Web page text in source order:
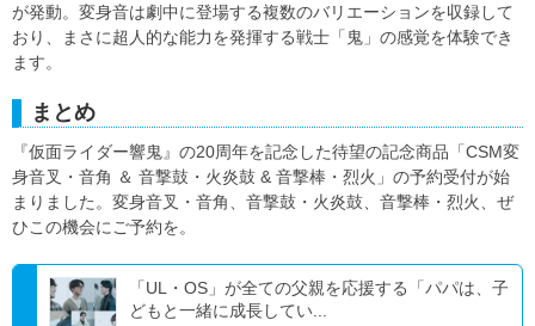
が発動。変身音は劇中に登場する複数のバリエーションを収録して
おり、まさに超人的な能力を発揮する戦士「鬼」の感覚を体験でき
ます。
まとめ
『仮面ライダー響鬼』の20周年を記念した待望の記念商品「CSM変
身音叉・音角 ＆ 音撃鼓・火炎鼓 & 音撃棒・烈火」の予約受付が始
まりました。変身音叉・音角、音撃鼓・火炎鼓、音撃棒・烈火、ぜ
ひこの機会にご予約を。
「UL・OS」が全ての⽗親を応援する「パパは、⼦
どもと⼀緒に成⻑してい...